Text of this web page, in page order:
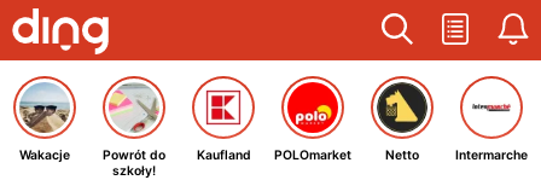
Wakacje
Powrót do
szkoły!
Kaufland POLOmarket Netto Intermarche